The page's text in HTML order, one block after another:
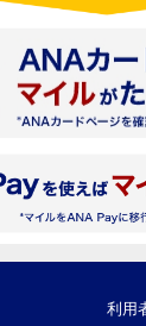
利用